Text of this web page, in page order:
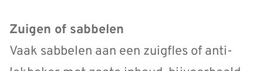
Zuigen of sabbelen
Vaak sabbelen aan een zuigfles of anti-